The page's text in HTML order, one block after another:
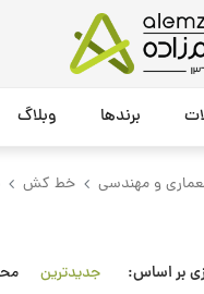
برندها وبلاگ
و مهندسی خط کش
بر اساس: جدیدترین